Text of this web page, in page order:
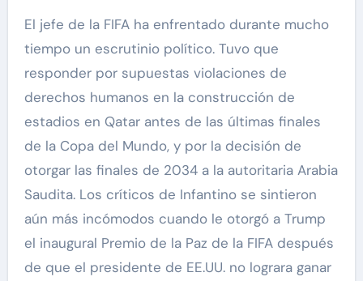
El jefe de la FIFA ha enfrentado durante mucho
tiempo un escrutinio político. Tuvo que
responder por supuestas violaciones de
derechos humanos en la construcción de
estadios en Qatar antes de las últimas finales
de la Copa del Mundo, y por la decisión de
otorgar las finales de 2034 a la autoritaria Arabia
Saudita. Los críticos de Infantino se sintieron
aún más incómodos cuando le otorgó a Trump
el inaugural Premio de la Paz de la FIFA después
de que el presidente de EE.UU. no lograra ganar